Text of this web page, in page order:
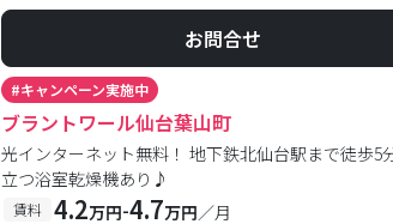
お問合せ
#キャンペーン実施中
ブラントワール仙台葉山町
光インターネット無料！ 地下鉄北仙台駅まで徒歩
立つ浴室乾燥機あり♪
賃料 4.2万円-4.7万円／月